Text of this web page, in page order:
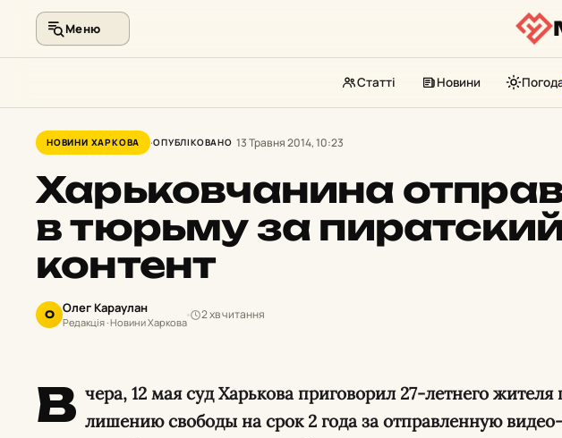
контенту
Меню
Статті Новини
НОВИНИ ХАРКОВА ОПУБЛІКОВАНО 13 Травня 2014, 10:23
Харьковчанина
в тюрьму за
контент
О Олег Караулан
Редакція · Новини Харкова
2 хв читання
В чера, 12 мая суд Харькова приговорил 27-летнего жителя
лишению свободы на срок 2 года за отправленную